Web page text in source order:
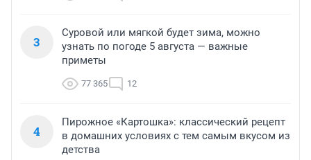
3
Суровой или мягкой будет зима, можно
узнать по погоде 5 августа — важные
приметы
77 365 12
4
Пирожное «Картошка»: классический рецепт
в домашних условиях с тем самым вкусом из
детства